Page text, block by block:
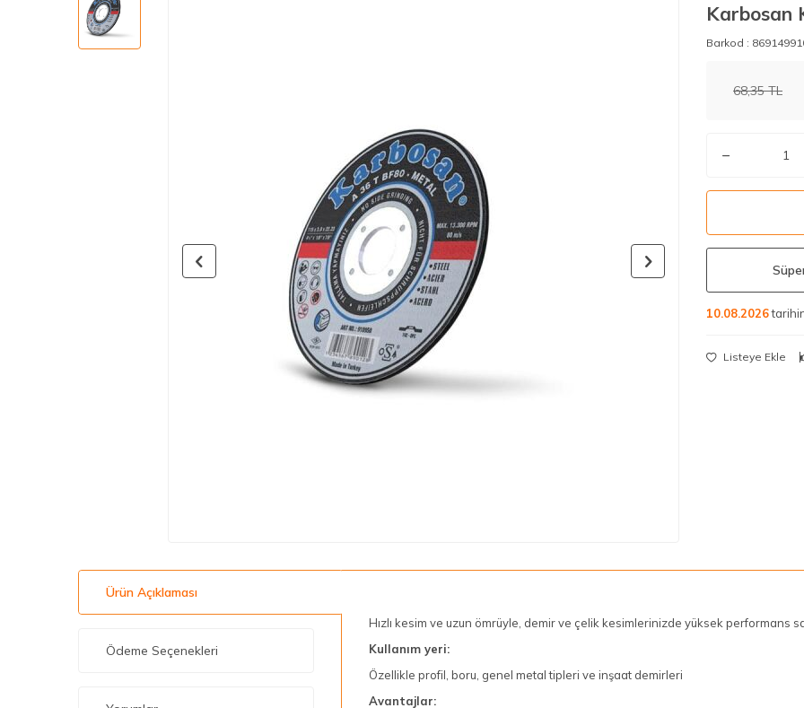
Karbosan
Barkod :
68,35TL
10.08.2026
Listeye Ekle
Ürün Açıklaması
Ödeme Seçenekleri
Hızlı kesim ve uzun ömrüyle, demir ve çelik kesimlerinizde yüksek performans
Kullanım yeri:
Özellikle profil, boru, genel metal tipleri ve inşaat demirleri
Avantajlar: